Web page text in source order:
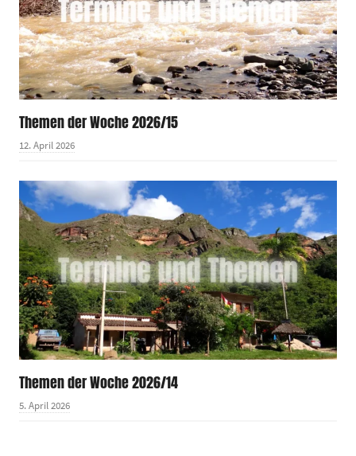
Themen der Woche 2026/15
12. April 2026
Themen der Woche 2026/14
5. April 2026